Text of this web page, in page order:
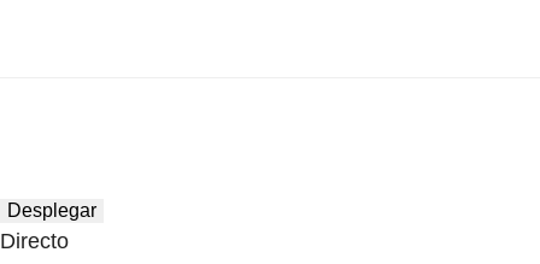
Desplegar
Directo